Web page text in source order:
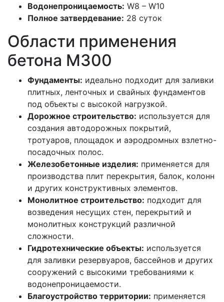
Водонепроницаемость: W8 – W10
Полное затвердевание: 28 суток
Области применения
бетона М300
Фундаменты: идеально подходит для заливки
плитных, ленточных и свайных фундаментов
под объекты с высокой нагрузкой.
Дорожное строительство: используется для
создания автодорожных покрытий,
тротуаров, площадок и аэродромных взлетно-
посадочных полос.
Железобетонные изделия: применяется для
производства плит перекрытия, балок, колонн
и других конструктивных элементов.
Монолитное строительство: подходит для
возведения несущих стен, перекрытий и
монолитных конструкций различной
сложности.
Гидротехнические объекты: используется
для заливки резервуаров, бассейнов и других
сооружений с высокими требованиями к
водонепроницаемости.
Благоустройство территории: применяется